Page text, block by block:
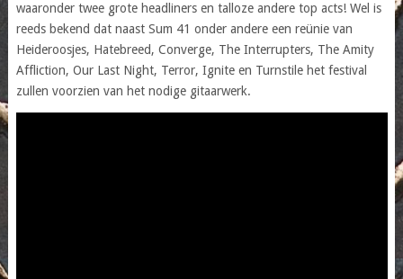
waaronder twee grote headliners en talloze andere top acts! Wel is
reeds bekend dat naast Sum 41 onder andere een reünie van
Heideroosjes, Hatebreed, Converge, The Interrupters, The Amity
Affliction, Our Last Night, Terror, Ignite en Turnstile het festival
zullen voorzien van het nodige gitaarwerk.